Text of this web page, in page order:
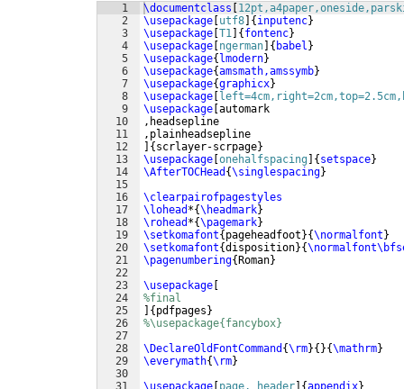
1
2
3
4
5
6
7
8
9
10
11
12
13
14
15
16
17
18
19
20
21
22
23
24
25
26
27
28
29
30
31
\documentclass
\usepackage utf8 { inputenc}
\usepackage T1 { fontenc}
\usepackage ngerman { babel }
\usepackage{ lmodern}
\usepackage{amsmath,amssymb}
\usepackage{graphicx}
\usepackage
\usepackage automark
,headsepline
,plainheadsepline
{ scrlayer-scrpage}
\usepackage onehalfspacing { setspace}
\AfterTOCHead {\singlespacing}
\clearpairofpagestyles
\lohead *{\headmark}
\rohead *{\pagemark}
\setkomafont{ pageheadfoot }{\normalfont }
\setkomafont{disposition}{
\pagenumbering{ Roman}
\usepackage
%final
{ pdfpages }
%\usepackage{fancybox}
\DeclareOldFontCommand {\rm}{ }{\mathrm}
\everymath{\rm}
\usepackage page, header {appendix}